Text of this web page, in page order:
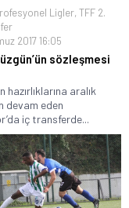
Ligler, TFF 2.
2017 16:05
sözleşmesi
hazırlıklarına aralık
devam eden
iç transferde...